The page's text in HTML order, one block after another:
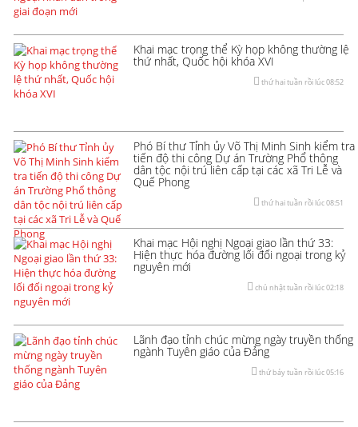
Khai mạc trọng thể Kỳ họp không thường lệ
thứ nhất, Quốc hội khóa XVI
thứ hai tuần rồi lúc 08:52
Phó Bí thư Tỉnh ủy Võ Thị Minh Sinh kiểm tra
tiến độ thi công Dự án Trường Phổ thông
dân tộc nội trú liên cấp tại các xã Tri Lễ và
Quế Phong
thứ hai tuần rồi lúc 08:51
Khai mạc Hội nghị Ngoại giao lần thứ 33:
Hiện thực hóa đường lối đối ngoại trong kỷ
nguyên mới
chủ nhật tuần rồi lúc 02:18
Lãnh đạo tỉnh chúc mừng ngày truyền thống
ngành Tuyên giáo của Đảng
thứ bảy tuần rồi lúc 05:16